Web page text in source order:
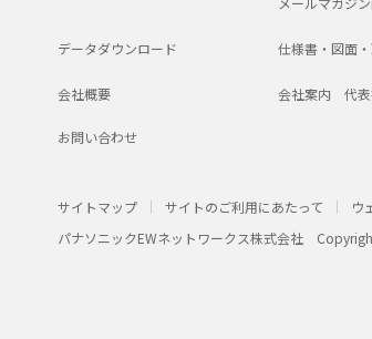
データダウンロード 仕様書・図面
会社概要 会社案内 代
お問い合わせ
サイトマップ サイトのご利用にあたって ウ
パナソニックEWネットワークス株式会社